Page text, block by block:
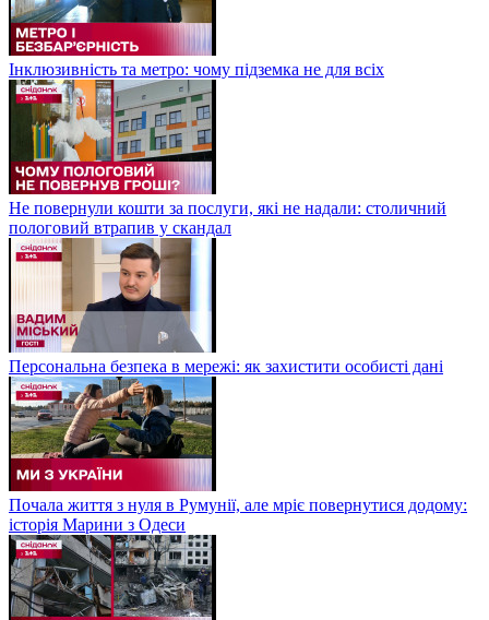
Інклюзивність та метро: чому підземка не для всіх
Не повернули кошти за послуги, які не надали: столичний
пологовий втрапив у скандал
Персональна безпека в мережі: як захистити особисті дані
Почала життя з нуля в Румунії, але мріє повернутися додому:
історія Марини з Одеси